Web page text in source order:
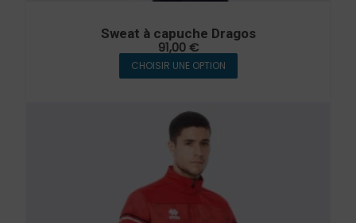
Sweat à capuche Dragos
91,00€
CHOISIR UNE OPTION